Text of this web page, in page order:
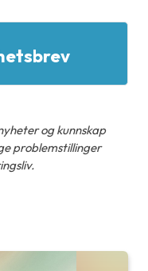
og kunnskap
problemstillinger